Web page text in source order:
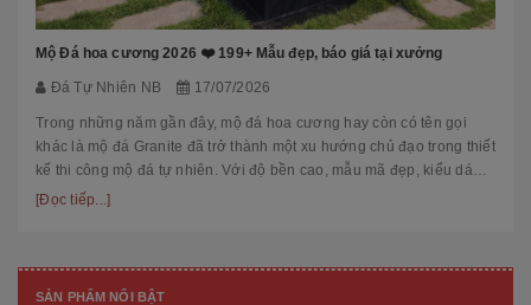
Mộ Đá hoa cương 2026 ❤️ 199+ Mẫu đẹp, báo giá tại xưởng
Đá Tự Nhiên NB 17/07/2026
Trong những năm gần đây, mộ đá hoa cương hay còn có tên gọi
khác là mộ đá Granite đã trở thành một xu hướng chủ đạo trong thiết
kế thi công mộ đá tự nhiên. Với độ bền cao, mẫu mã đẹp, kiểu dáng
hiệ...
[Đọc tiếp...]
SẢN PHẨM NỔI BẬT